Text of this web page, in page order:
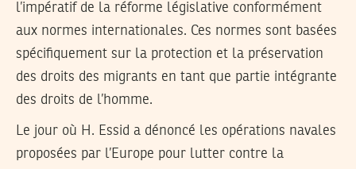
l’impératif de la réforme législative conformément
aux normes internationales. Ces normes sont basées
spécifiquement sur la protection et la préservation
des droits des migrants en tant que partie intégrante
des droits de l’homme.
Le jour où H. Essid a dénoncé les opérations navales
proposées par l’Europe pour lutter contre la